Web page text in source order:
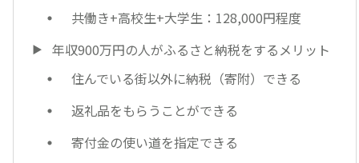
共働き+高校生+大学生：128,000円程度
年収900万円の人がふるさと納税をするメリット
住んでいる街以外に納税（寄附）できる
返礼品をもらうことができる
寄付金の使い道を指定できる